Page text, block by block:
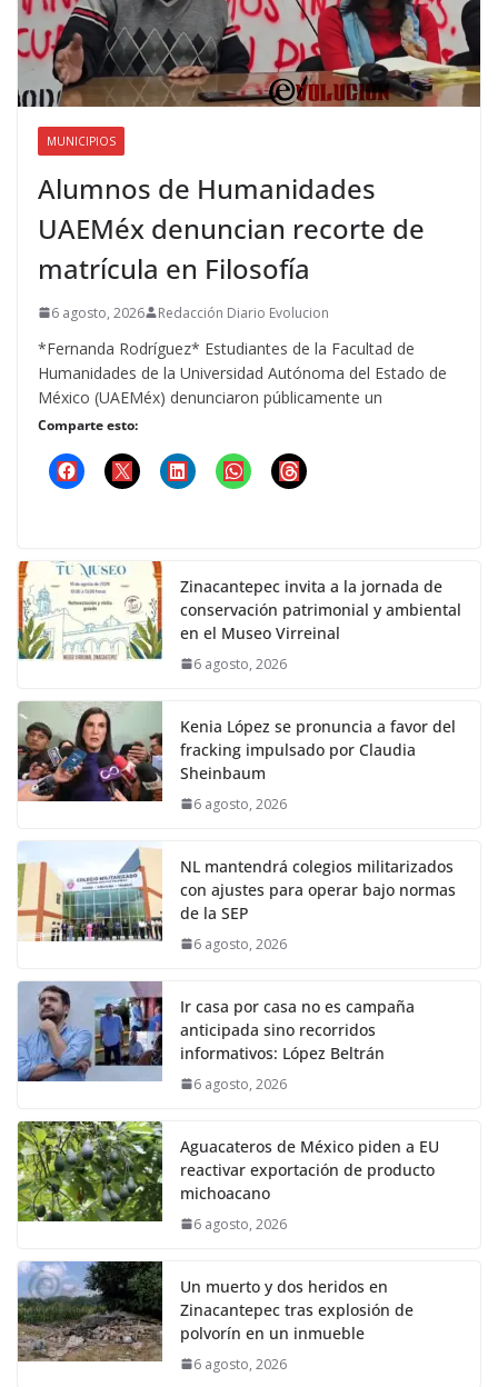
MUNICIPIOS
Alumnos de Humanidades
UAEMéx denuncian recorte de
matrícula en Filosofía
6 agosto, 2026 Redacción Diario Evolucion
*Fernanda Rodríguez* Estudiantes de la Facultad de
Humanidades de la Universidad Autónoma del Estado de
México (UAEMéx) denunciaron públicamente un
Comparte esto:
Zinacantepec invita a la jornada de
conservación patrimonial y ambiental
en el Museo Virreinal
6 agosto, 2026
Kenia López se pronuncia a favor del
fracking impulsado por Claudia
Sheinbaum
6 agosto, 2026
NL mantendrá colegios militarizados
con ajustes para operar bajo normas
de la SEP
6 agosto, 2026
Ir casa por casa no es campaña
anticipada sino recorridos
informativos: López Beltrán
6 agosto, 2026
Aguacateros de México piden a EU
reactivar exportación de producto
michoacano
6 agosto, 2026
Un muerto y dos heridos en
Zinacantepec tras explosión de
polvorín en un inmueble
6 agosto, 2026